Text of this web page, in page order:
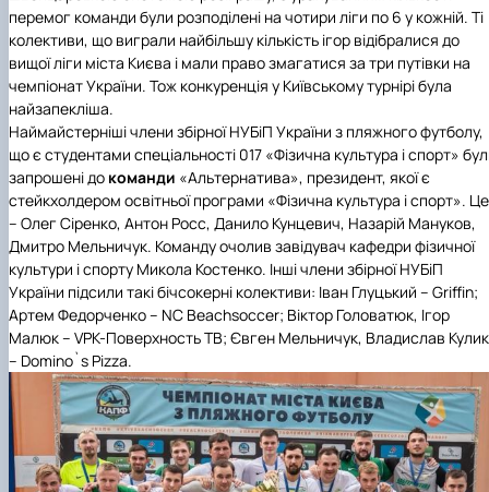
Іноземні мови
Працевлаштування
Їдальні та буфети
Студентські квитки
Центр вивчення мов
Психологічна підтримка
Інклюзивне середовище
Рада молодих вчених
Наукові школи
Стартап школа НУБіП України
Методичні рекомендації, пам'ятки
Форми документів
Патентно-ліцензійна діяльність
ЦКНО «Агропромисловий комплекс, лісове і
садово-паркове господарство, ветеринарна
медицина»
Обладнання НУБіП України
Біоетична комісія
Наукові видання
Досліднику та автору
Звіт про проведення НТЗ
Наукові журнали НУБіП України (English)
Пам'ятка про проведення науково-
заходів
Порядок планування та організації
проведення НТЗ
Результати науково-технічних заходів
Монографії
Наука для бізнесу
Каталог наукових послуг
«SEB-2025»
Наглядова рада
Рада роботодавців
Благодійний фонд «Голосіївська ініціатива
2020»
Історія університету
Видатні випускники та працівники
Звіт ректора
Пам'яті захисників України
Пресслужба
Університетський кур'єр
Вибори ректора
Програма розвитку університету
ініціатива – 2025»
Доступ до публічної інформації
Державні закупівлі
Офіційна символіка
Антикорупційні заходи
виявлення корупції
Положення про антикорупційного
уповноваженого НУБіП України
Національні нормативно-правові акти
Нормативно-правові акти НУБіП України
Інформаційні ресурси НАЗК
Методичні роз’яснення НАЗК
Антикорупційні заходи
Контактна інформація
перемог команди були розподілені на чотири ліги по 6 у кожній. Ті
колективи, що виграли найбільшу кількість ігор відібралися до
вищої ліги міста Києва і мали право змагатися за три путівки на
чемпіонат України. Тож конкуренція у Київському турнірі була
найзапекліша.
Наймайстерніші члени збірної НУБіП України з пляжного футболу,
що є студентами спеціальності 017 «Фізична культура і спорт»
запрошені до команди «Альтернатива», президент, якої є
стейкхолдером освітньої програми «Фізична культура і спорт». Це
– Олег Сіренко, Антон Росс, Данило Кунцевич, Назарій Мануков,
Дмитро Мельничук. Команду очолив завідувач кафедри фізичної
культури і спорту Микола Костенко. Інші члени збірної НУБіП
України підсили такі бічсокерні колективи: Іван Глуцький – Griffin;
Артем Федорченко – NC Beachsoccer; Віктор Головатюк, Ігор
Малюк – VPK-Поверхность ТВ; Євген Мельничук, Владислав Кулик
– Domino`s Pizza.